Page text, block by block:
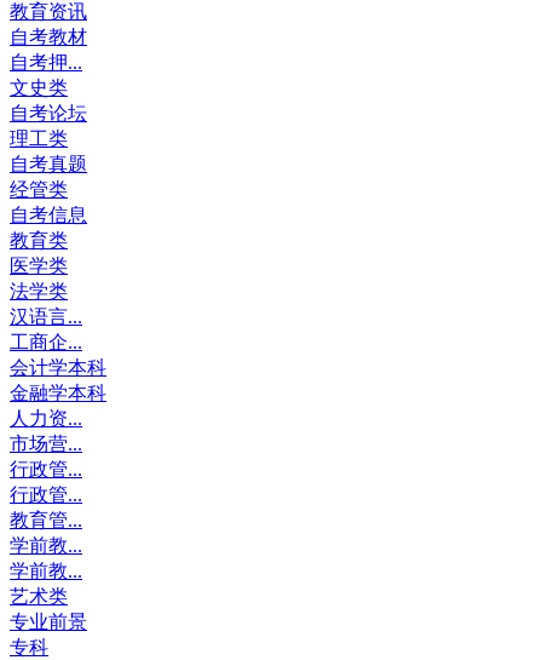
教育资讯
自考教材
自考押...
文史类
自考论坛
理工类
自考真题
经管类
自考信息
教育类
医学类
法学类
汉语言...
工商企...
会计学本科
金融学本科
人力资...
市场营...
行政管...
行政管...
教育管...
学前教...
学前教...
艺术类
专业前景
专科